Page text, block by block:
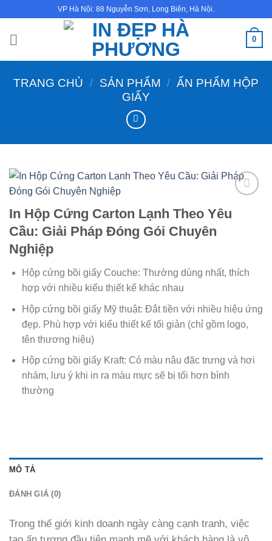
nội
VP Hà Nội: 88 Nguyễn Sơn, Long Biên, Hà Nội.
0
TRANG CHỦ / SẢN PHẨM / ẤN PHẨM HỘP
GIẤY
In Hộp Cứng Carton Lạnh Theo Yêu
Cầu: Giải Pháp Đóng Gói Chuyên
Nghiệp
Hộp cứng bồi giấy Couche: Thường dùng nhất, thích
hợp với nhiều kiểu thiết kế khác nhau
Hộp cứng bồi giấy Mỹ thuật: Đắt tiền với nhiều hiệu ứng
đẹp. Phù hợp với kiểu thiết kế tối giản (chỉ gồm logo,
tên thương hiệu)
Hộp cứng bồi giấy Kraft: Có màu nâu đặc trưng và hơi
nhám, lưu ý khi in ra màu mực sẽ bị tối hơn bình
thường
MÔ TẢ
ĐÁNH GIÁ (0)
Trong thế giới kinh doanh ngày càng cạnh tranh, việc